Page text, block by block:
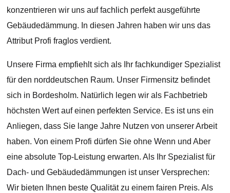
konzentrieren wir uns auf fachlich perfekt ausgeführte
Gebäudedämmung. In diesen Jahren haben wir uns das
Attribut Profi fraglos verdient.
Unsere Firma empfiehlt sich als Ihr fachkundiger Spezialist
für den norddeutschen Raum. Unser Firmensitz befindet
sich in Bordesholm. Natürlich legen wir als Fachbetrieb
höchsten Wert auf einen perfekten Service. Es ist uns ein
Anliegen, dass Sie lange Jahre Nutzen von unserer Arbeit
haben. Von einem Profi dürfen Sie ohne Wenn und Aber
eine absolute Top-Leistung erwarten. Als Ihr Spezialist für
Dach- und Gebäudedämmungen ist unser Versprechen:
Wir bieten Ihnen beste Qualität zu einem fairen Preis. Als